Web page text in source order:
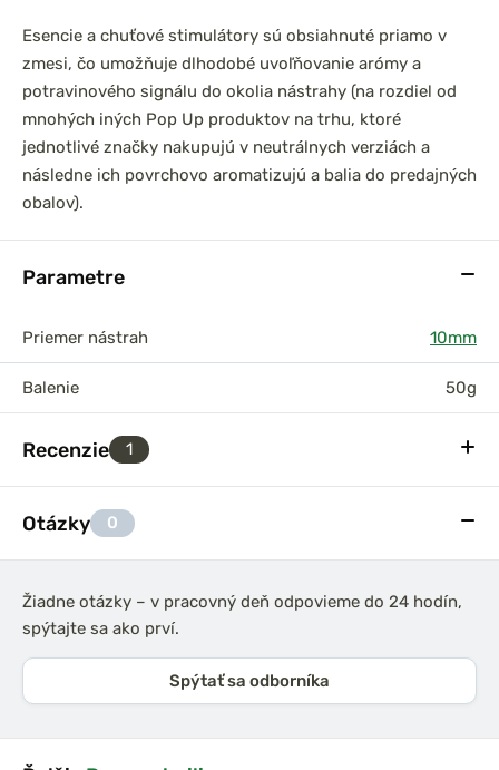
Esencie a chuťové stimulátory sú obsiahnuté priamo v
zmesi, čo umožňuje dlhodobé uvoľňovanie arómy a
potravinového signálu do okolia nástrahy (na rozdiel od
mnohých iných Pop Up produktov na trhu, ktoré
jednotlivé značky nakupujú v neutrálnych verziách a
následne ich povrchovo aromatizujú a balia do predajných
obalov).
Parametre
Priemer nástrah 10mm
Balenie 50g
Recenzie 1
Otázky 0
Žiadne otázky – v pracovný deň odpovieme do 24 hodín,
spýtajte sa ako prví.
Spýtať sa odborníka